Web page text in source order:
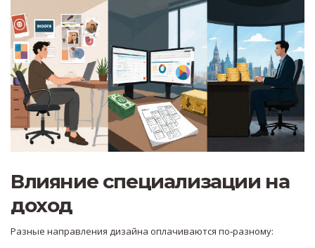
Влияние специализации на
доход
Разные направления дизайна оплачиваются по‑разному: